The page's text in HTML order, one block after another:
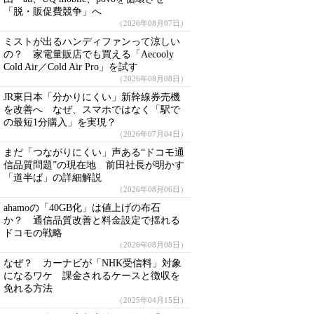
「脱・販促費競争」へ
（2026年08月07日）
ミストが出るハンディファンって涼しい
の？ 家電量販店でも買える「Aecooly
Cold Air／Cold Air Pro」を試す
（2026年08月08日）
JR東日本「分かりにくい」新幹線券売機
を改善へ なぜ、スマホではなく「駅で
の最短1分購入」を実現？
（2026年07月04日）
まだ「つながりにくい」声ある“ドコモ通
信品質問題”の現在地 前田社長が明かす
「道半ば」の詳細解説
（2026年08月06日）
ahamoの「40GB化」は値上げの布石
か？ 通信品質改善と料金設定で揺れる
ドコモの戦略
（2026年08月08日）
なぜ？ カーナビが「NHK受信料」対象
になるワケ 課金されるケースと徴収を
免れる方法
（2025年04月15日）